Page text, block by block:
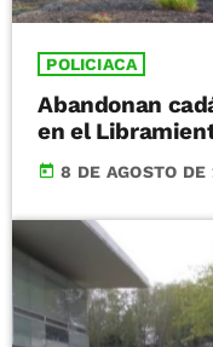
POLICIACA
Abandonan
en el
today 8 DE AGOSTO DE